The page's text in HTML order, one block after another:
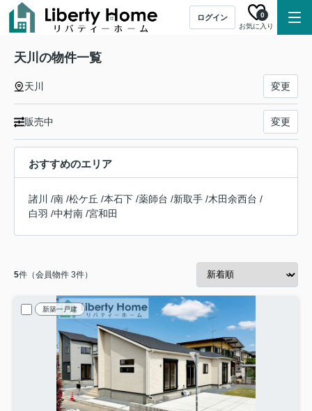
ログイン
お気に入り
0
天川の物件一覧
天川 変更
販売中 変更
おすすめのエリア
諸川 /南 /松ケ丘 /本石下 /薬師台 /新取手 /木田余西台 /
白羽 /中村南 /宮和田
5件（会員物件 3件）
新築一戸建